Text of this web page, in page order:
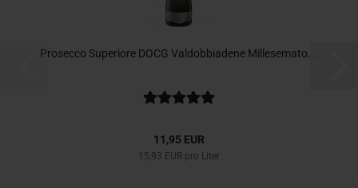
Prosecco Superiore DOCG Valdobbiadene Millesemato...
11,95 EUR
15,93 EUR pro Liter